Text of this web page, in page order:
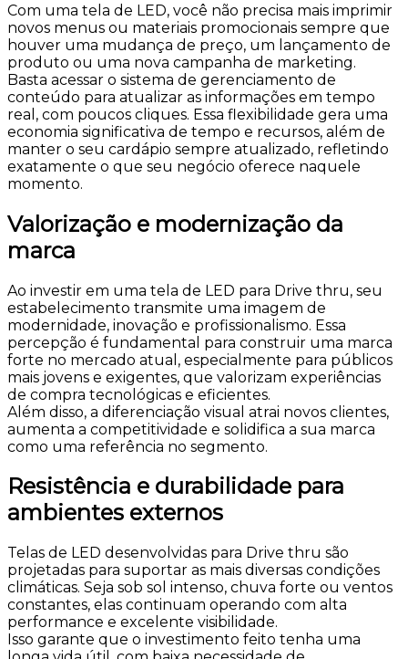
Com uma tela de LED, você não precisa mais imprimir
novos menus ou materiais promocionais sempre que
houver uma mudança de preço, um lançamento de
produto ou uma nova campanha de marketing.
Basta acessar o sistema de gerenciamento de
conteúdo para atualizar as informações em tempo
real, com poucos cliques. Essa flexibilidade gera uma
economia significativa de tempo e recursos, além de
manter o seu cardápio sempre atualizado, refletindo
exatamente o que seu negócio oferece naquele
momento.
Valorização e modernização da
marca
Ao investir em uma tela de LED para Drive thru, seu
estabelecimento transmite uma imagem de
modernidade, inovação e profissionalismo. Essa
percepção é fundamental para construir uma marca
forte no mercado atual, especialmente para públicos
mais jovens e exigentes, que valorizam experiências
de compra tecnológicas e eficientes.
Além disso, a diferenciação visual atrai novos clientes,
aumenta a competitividade e solidifica a sua marca
como uma referência no segmento.
Resistência e durabilidade para
ambientes externos
Telas de LED desenvolvidas para Drive thru são
projetadas para suportar as mais diversas condições
climáticas. Seja sob sol intenso, chuva forte ou ventos
constantes, elas continuam operando com alta
performance e excelente visibilidade.
Isso garante que o investimento feito tenha uma